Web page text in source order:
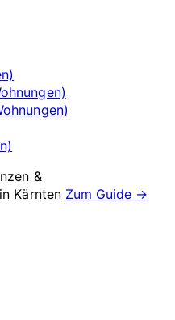
&
Kärnten Zum Guide →